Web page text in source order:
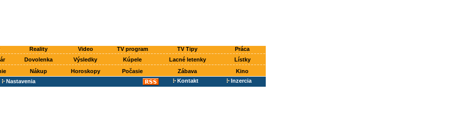
Reality Video TV program TV Tipy
Práca
Dovolenka Výsledky Kúpele Lacné letenky
Lístky
Nákup Horoskopy Počasie Zábava
Kino
Nastavenia Kontakt Inzercia